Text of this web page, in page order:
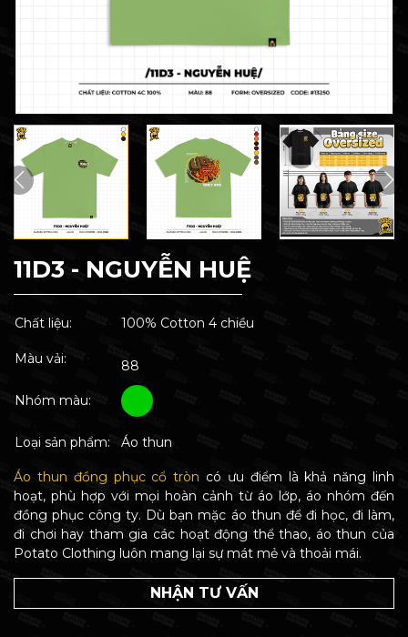
11D3 - NGUYỄN HUỆ
Chất liệu: 100% Cotton 4 chiều
Màu vải: 88
Nhóm màu:
Loại sản phẩm: Áo thun
Áo thun đồng phục cổ tròn có ưu điểm là khả năng linh
hoạt, phù hợp với mọi hoàn cảnh từ áo lớp, áo nhóm đến
đồng phục công ty. Dù bạn mặc áo thun để đi học, đi làm,
đi chơi hay tham gia các hoạt động thể thao, áo thun của
Potato Clothing luôn mang lại sự mát mẻ và thoải mái.
NHẬN TƯ VẤN